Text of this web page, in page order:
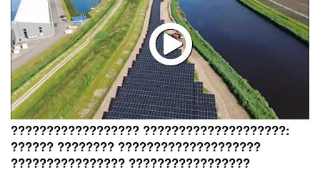
?????????????????? ????????????????????:
?????? ???????? ????????????????????
???????????????? ?????????????????